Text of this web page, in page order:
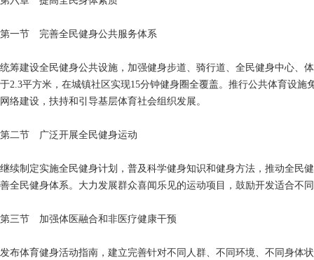
第一节 完善全民健身公共服务体系
统筹建设全民健身公共设施，加强健身步道、骑行道、全民健身中心、
于2.3平方米，在城镇社区实现15分钟健身圈全覆盖。推行公共体育设
网络建设，扶持和引导基层体育社会组织发展。
第二节 广泛开展全民健身运动
继续制定实施全民健身计划，普及科学健身知识和健身方法，推动全民
善全民健身体系。大力发展群众喜闻乐见的运动项目，鼓励开发适合不
第三节 加强体医融合和非医疗健康干预
发布体育健身活动指南，建立完善针对不同人群、不同环境、不同身体